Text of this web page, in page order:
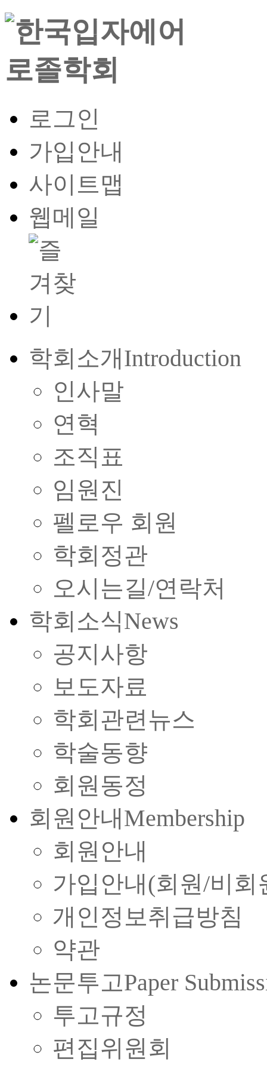
로그인
가입안내
사이트맵
웹메일
학회소개Introduction
인사말
연혁
조직표
임원진
펠로우 회원
학회정관
오시는길/연락처
학회소식News
공지사항
보도자료
학회관련뉴스
학술동향
회원동정
회원안내Membership
회원안내
가입안내(회원/비회
개인정보취급방침
약관
논문투고Paper
투고규정
편집위원회